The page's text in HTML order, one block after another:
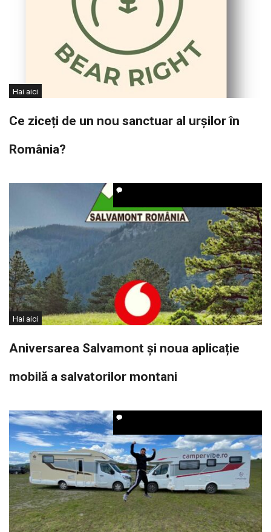
Hai aici
Ce ziceți de un nou sanctuar al urșilor în
România?
Hai aici
Aniversarea Salvamont și noua aplicație
mobilă a salvatorilor montani